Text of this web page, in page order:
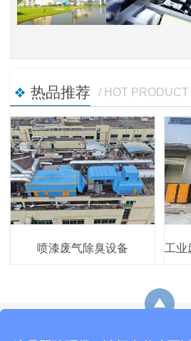
热品推荐 / HOT PRODUCT
喷漆废气除臭设备